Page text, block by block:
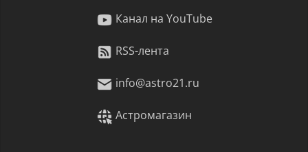
Канал на YouTube
RSS-лента
info@astro21.ru
Астромагазин